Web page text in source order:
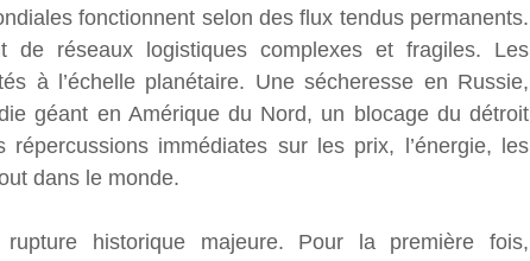
fonctionnent selon des flux tendus permanents.
de réseaux logistiques complexes et fragiles. Les
à l’échelle planétaire. Une sécheresse en Russie,
géant en Amérique du Nord, un blocage du détroit
répercussions immédiates sur les prix, l’énergie, les
dans le monde.